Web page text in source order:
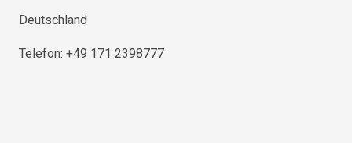
Deutschland
Telefon: +49 171 2398777